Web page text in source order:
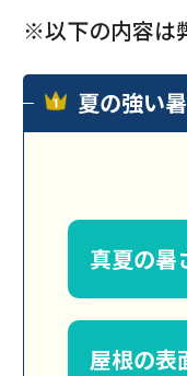
※以下の内容は
夏の強い
真夏の暑
屋根の表